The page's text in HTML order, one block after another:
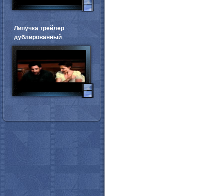
Липучка трейлер
дублированный